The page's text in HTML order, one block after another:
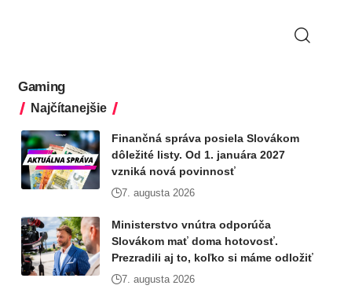
Gaming
Najčítanejšie
Finančná správa posiela Slovákom
dôležité listy. Od 1. januára 2027
vzniká nová povinnosť
7. augusta 2026
Ministerstvo vnútra odporúča
Slovákom mať doma hotovosť.
Prezradili aj to, koľko si máme odložiť
7. augusta 2026